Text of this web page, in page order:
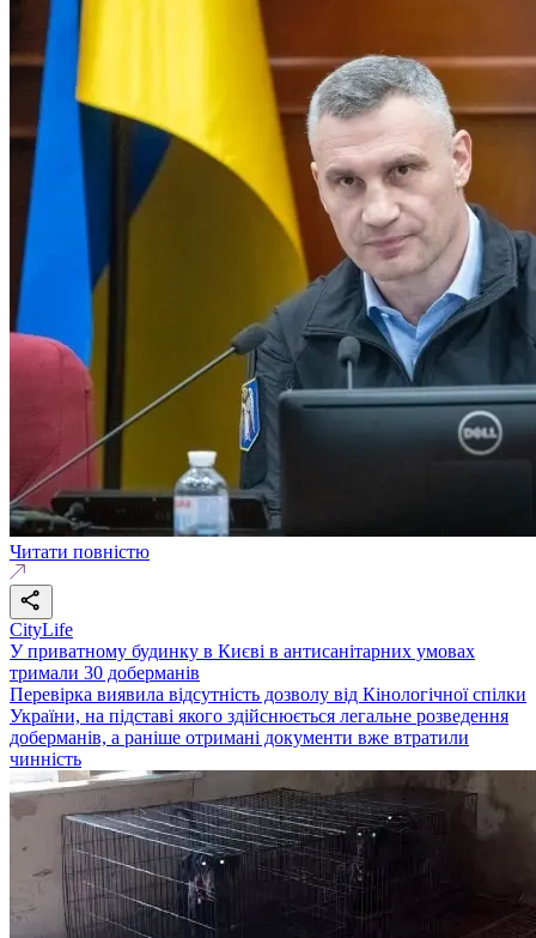
Читати повністю
CityLife
У приватному будинку в Києві в антисанітарних умовах
тримали 30 доберманів
Перевірка виявила відсутність дозволу від Кінологічної спілки
України, на підставі якого здійснюється легальне розведення
доберманів, а раніше отримані документи вже втратили
чинність